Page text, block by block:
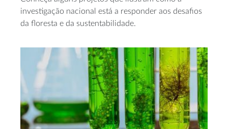
investigação nacional está a responder aos desafios
da floresta e da sustentabilidade.